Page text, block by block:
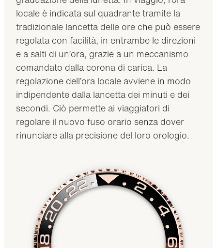
locale è indicata sul quadrante tramite la
tradizionale lancetta delle ore che può essere
regolata con facilità, in entrambe le direzioni
e a salti di un’ora, grazie a un meccanismo
comandato dalla corona di carica. La
regolazione dell’ora locale avviene in modo
indipendente dalla lancetta dei minuti e dei
secondi. Ciò permette ai viaggiatori di
regolare il nuovo fuso orario senza dover
rinunciare alla precisione del loro orologio.